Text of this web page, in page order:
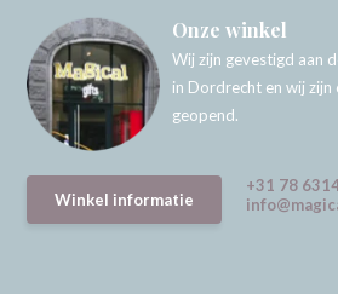
Onze winkel
Wij zijn gevestigd aan
in Dordrecht en wij zijn
geopend.
Winkel informatie
+31 78